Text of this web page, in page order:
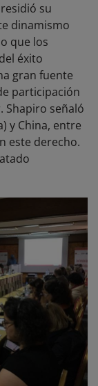
su
dinamismo
que los
éxito
gran fuente
participación
Shapiro señaló
y China, entre
este derecho.